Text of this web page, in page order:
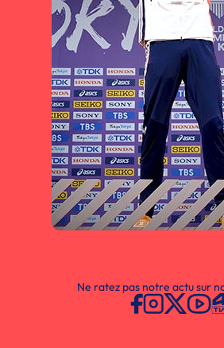
Ne ratez pas notre actu sur